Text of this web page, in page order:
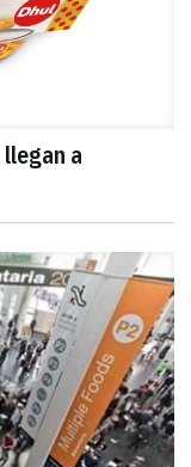
a